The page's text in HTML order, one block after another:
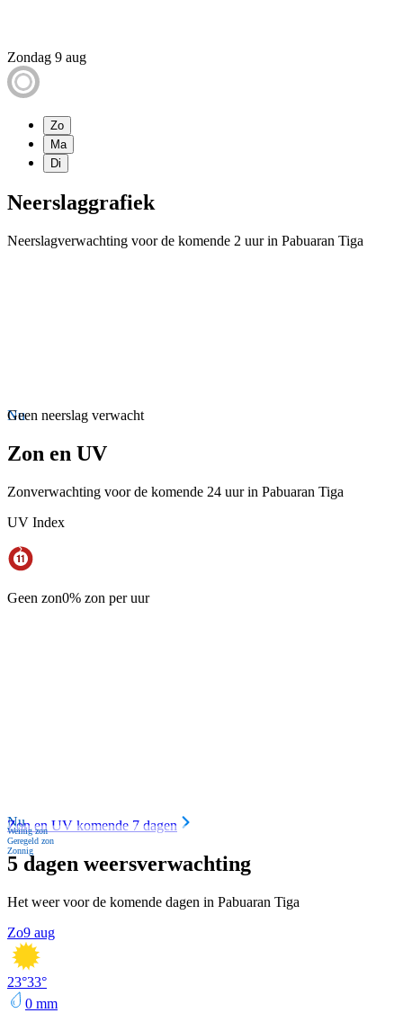
Zondag 9 aug
Zo
Ma
Di
Neerslaggrafiek
Neerslagverwachting voor de komende 2 uur in Pabuaran Tiga
Nu
Geen neerslag verwacht
Zon en UV
Zonverwachting voor de komende 24 uur in Pabuaran Tiga
UV Index
Geen zon0% zon per uur
Nu
Weinig zon
Geregeld zon
Zonnig
Zon en UV komende 7 dagen
5 dagen weersverwachting
Het weer voor de komende dagen in Pabuaran Tiga
Zo9 aug
23°33°
0 mm